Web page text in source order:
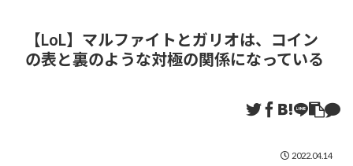
【LoL】マルファイトとガリオは、コイン
の表と裏のような対極の関係になっている
2022.04.14